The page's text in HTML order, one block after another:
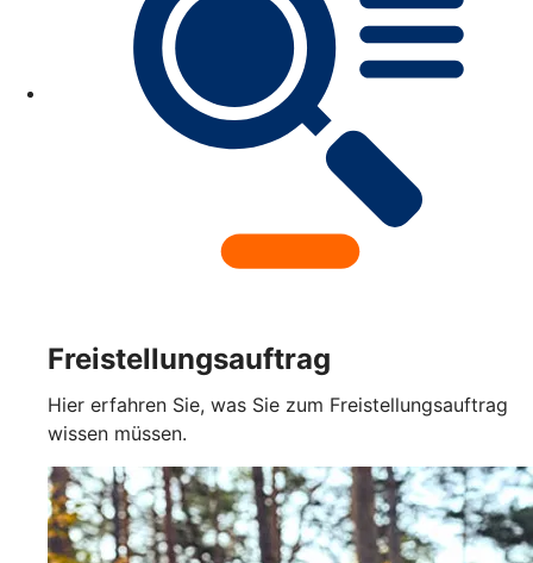
Freistellungsauftrag
Hier erfahren Sie, was Sie zum Freistellungsauftrag
wissen müssen.